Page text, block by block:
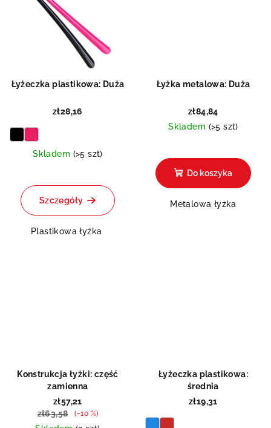
Łyżeczka plastikowa: Duża
zł28,16
Skladem (>5 szt)
Szczegóły
Plastikowa łyżka
Łyżka metalowa: Duża
zł84,84
Skladem (>5 szt)
Do koszyka
Metalowa łyżka
Konstrukcja łyżki: część
zamienna
zł57,21
zł63,58
(–10 %)
Łyżeczka plastikowa:
średnia
zł19,31